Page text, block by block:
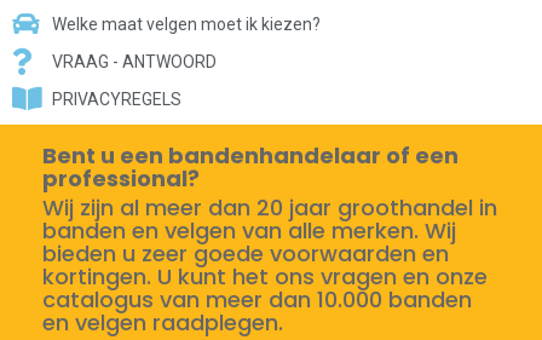
Welke maat velgen moet ik kiezen?
VRAAG - ANTWOORD
PRIVACYREGELS
Bent u een bandenhandelaar of een
professional?
Wij zijn al meer dan 20 jaar groothandel in
banden en velgen van alle merken. Wij
bieden u zeer goede voorwaarden en
kortingen. U kunt het ons vragen en onze
catalogus van meer dan 10.000 banden
en velgen raadplegen.